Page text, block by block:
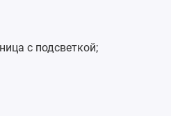
с подсветкой;